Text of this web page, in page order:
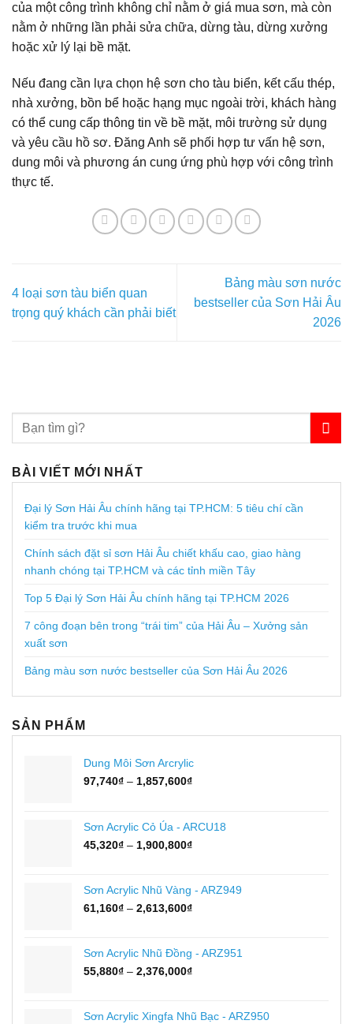
BÀI VIẾT MỚI NHẤT
Đại lý Sơn Hải Âu chính hãng tại TP.HCM: 5 tiêu chí cần
kiểm tra trước khi mua
Chính sách đặt sỉ sơn Hải Âu chiết khấu cao, giao hàng
nhanh chóng tại TP.HCM và các tỉnh miền Tây
Top 5 Đại lý Sơn Hải Âu chính hãng tại TP.HCM 2026
7 công đoạn bên trong “trái tim” của Hải Âu – Xưởng sản
xuất sơn
Bảng màu sơn nước bestseller của Sơn Hải Âu 2026
SẢN PHẨM
Dung Môi Sơn Arcrylic
97,740₫ – 1,857,600₫Khoảng
97,740₫
1,857,600₫
Sơn Acrylic Cỏ Úa - ARCU18
45,320₫ – 1,900,800₫Khoảng
45,320₫
1,900,800₫
Sơn Acrylic Nhũ Vàng - ARZ949
61,160₫ – 2,613,600₫Khoảng
61,160₫
2,613,600₫
Sơn Acrylic Nhũ Đồng - ARZ951
55,880₫ – 2,376,000₫Khoảng
55,880₫
Sơn Acrylic Xingfa Nhũ Bạc - ARZ950
của một công trình không chỉ nằm ở giá mua sơn, mà còn
nằm ở những lần phải sửa chữa, dừng tàu, dừng xưởng
hoặc xử lý lại bề mặt.
Nếu đang cần lựa chọn hệ sơn cho tàu biển, kết cấu thép,
nhà xưởng, bồn bể hoặc hạng mục ngoài trời, khách hàng
có thể cung cấp thông tin về bề mặt, môi trường sử dụng
và yêu cầu hồ sơ. Đăng Anh sẽ phối hợp tư vấn hệ sơn,
dung môi và phương án cung ứng phù hợp với công trình
thực tế.
4 loại sơn tàu biển quan
trọng quý khách cần phải biết
Bảng màu sơn nước
bestseller của Sơn Hải Âu
2026